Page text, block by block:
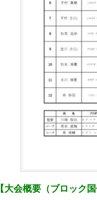
【大会概要（ブロック